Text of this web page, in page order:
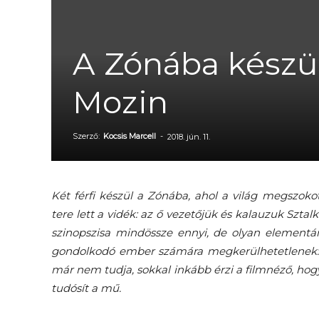
A Zónába
Mozin
Szerző: Kocsis Marcell - 2018. jún. 11.
Két férfi készül a Zónába, ahol a világ
tere lett a vidék: az ő vezetőjük és kalauzuk
szinopszisa mindössze ennyi, de olyan
gondolkodó ember számára
már nem tudja, sokkal inkább érzi a filmnéző,
tudósít a mű.